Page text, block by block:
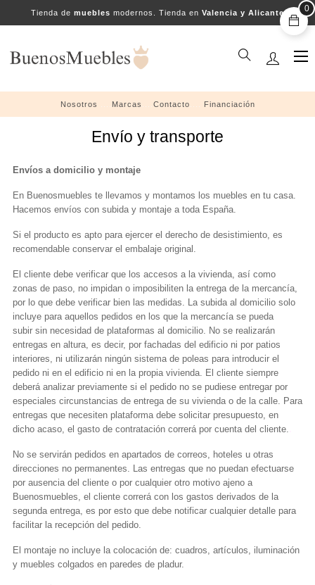
Tienda de muebles modernos. Tienda en Valencia y Alicante
☰
Nosotros .... Marcas ....Contacto.... Financiación
Envío y transporte
Envíos a domicilio y montaje
En Buenosmuebles te llevamos y montamos los muebles en tu casa.
Hacemos envíos con subida y montaje a toda España.
Si el producto es apto para ejercer el derecho de desistimiento, es
recomendable conservar el embalaje original.
El cliente debe verificar que los accesos a la vivienda, así como
zonas de paso, no impidan o imposibiliten la entrega de la mercancía,
por lo que debe verificar bien las medidas. La subida al domicilio solo
incluye para aquellos pedidos en los que la mercancía se pueda
subir sin necesidad de plataformas al domicilio. No se realizarán
entregas en altura, es decir, por fachadas del edificio ni por patios
interiores, ni utilizarán ningún sistema de poleas para introducir el
pedido ni en el edificio ni en la propia vivienda. El cliente siempre
deberá analizar previamente si el pedido no se pudiese entregar por
especiales circunstancias de entrega de su vivienda o de la calle. Para
entregas que necesiten plataforma debe solicitar presupuesto, en
dicho acaso, el gasto de contratación correrá por cuenta del cliente.
No se servirán pedidos en apartados de correos, hoteles u otras
direcciones no permanentes. Las entregas que no puedan efectuarse
por ausencia del cliente o por cualquier otro motivo ajeno a
Buenosmuebles, el cliente correrá con los gastos derivados de la
segunda entrega, es por esto que debe notificar cualquier detalle para
facilitar la recepción del pedido.
El montaje no incluye la colocación de: cuadros, artículos, iluminación
y muebles colgados en paredes de pladur.
0